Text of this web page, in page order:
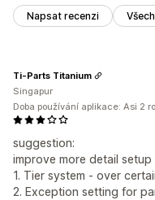
Napsat recenzi
suggestion:
improve more detail setup
1. Tier system - over
2. Exception setting for
Ti-Parts Titanium
Singapur
Doba používání aplikace: Asi 2